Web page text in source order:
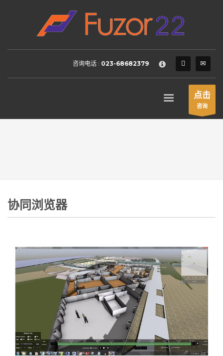
HOW TO SHOP
Login or create new account.
2 Review your order.
FREEshipment
If you still have problems, please let us know, by sending an
SHOWROOM HOURS
咨询电话 : 023-68682379
点击
咨询
协同浏览器